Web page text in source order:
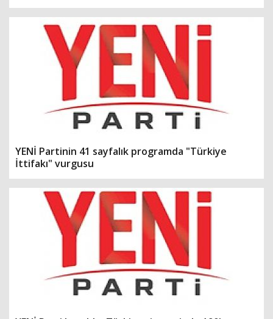
YENİ Partinin 41 sayfalık programda "Türkiye
İttifakı" vurgusu